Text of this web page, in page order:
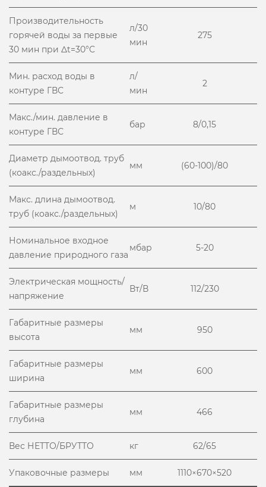
Производительность
горячей воды за первые
30 мин при Δt=30°С
л/30
мин
275
Мин. расход воды в
контуре ГВС
л/
мин
2
Макс./мин. давление в
контуре ГВС
бар 8/0,15
Диаметр дымоотвод. труб
(коакс./раздельных)
мм (60-100)/80
Макс. длина дымоотвод.
труб (коакс./раздельных)
м 10/80
Номинальное входное
давление природного газа
мбар 5-20
Электрическая мощность/
напряжение
Вт/В 112/230
Габаритные размеры
высота
мм 950
Габаритные размеры
ширина
мм 600
Габаритные размеры
глубина
мм 466
Вес НЕТТО/БРУТТО кг 62/65
Упаковочные размеры мм 1110×670×520